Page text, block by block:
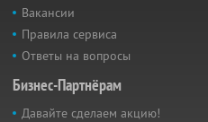
Вакансии
Правила сервиса
Ответы на вопросы
Бизнес-Партнёрам
Давайте сделаем акцию!